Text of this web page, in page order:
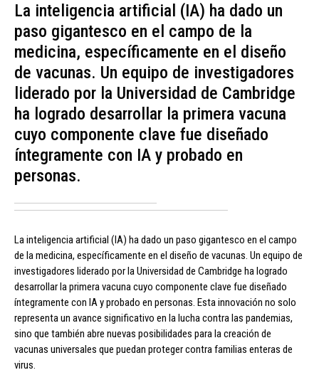
La inteligencia artificial (IA) ha dado un
paso gigantesco en el campo de la
medicina, específicamente en el diseño
de vacunas. Un equipo de investigadores
liderado por la Universidad de Cambridge
ha logrado desarrollar la primera vacuna
cuyo componente clave fue diseñado
íntegramente con IA y probado en
personas.
La inteligencia artificial (IA) ha dado un paso gigantesco en el campo
de la medicina, específicamente en el diseño de vacunas. Un equipo de
investigadores liderado por la Universidad de Cambridge ha logrado
desarrollar la primera vacuna cuyo componente clave fue diseñado
íntegramente con IA y probado en personas. Esta innovación no solo
representa un avance significativo en la lucha contra las pandemias,
sino que también abre nuevas posibilidades para la creación de
vacunas universales que puedan proteger contra familias enteras de
virus.